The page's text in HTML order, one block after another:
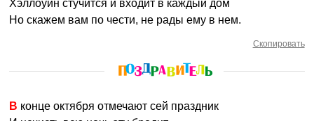
Хэллоуин стучится и входит в каждый дом
Но скажем вам по чести, не рады ему в нем.
Скопировать
В конце октября отмечают сей праздник